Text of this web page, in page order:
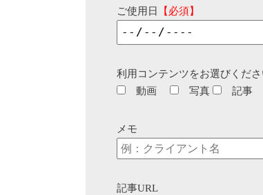
ご使用日 【必須】
利用コンテンツをお選びくださ
動画
写真 記事
メモ
記事URL